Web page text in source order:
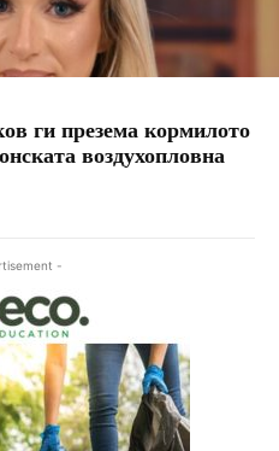
ги презема кормилото
воздухопловна
-